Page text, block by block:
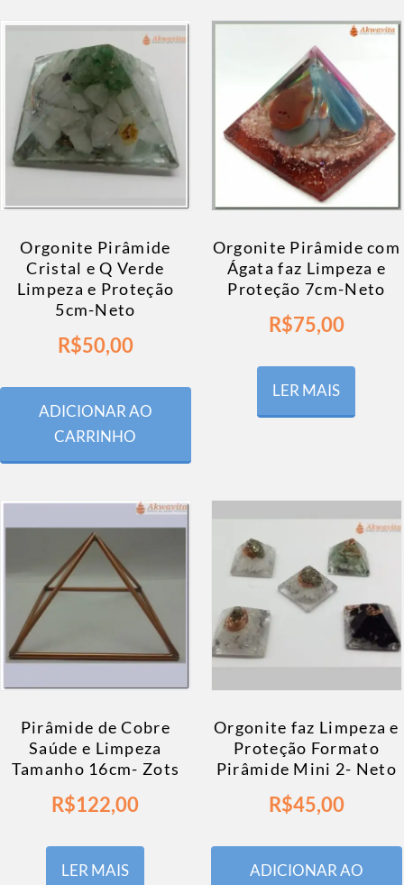
Orgonite Pirâmide
Cristal e Q Verde
Limpeza e Proteção
5cm-Neto
R$50,00
ADICIONAR AO
CARRINHO
Orgonite Pirâmide com
Ágata faz Limpeza e
Proteção 7cm-Neto
R$75,00
LER MAIS
Pirâmide de Cobre
Saúde e Limpeza
Tamanho 16cm- Zots
R$122,00
LER MAIS
Orgonite faz Limpeza e
Proteção Formato
Pirâmide Mini 2- Neto
R$45,00
ADICIONAR AO